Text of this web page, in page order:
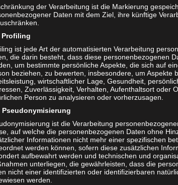
für Fahrkultur präsentieren
aus vielen Teilen der Welt Ihre
Edle Raritäten soweit das
Aus allen Epochen der
Wir sind spontan
CLASSICS Stuttgart ist
Cityoutlet
lassen
In unter 2
der Verarbeitung ist die Markierung
Daten mit dem Ziel, ihre künftige
ist jede Art der automatisierten Verarbeitung
die darin besteht, dass diese personenbezogenen
um bestimmte persönliche Aspekte, die sich auf
beziehen, zu bewerten, insbesondere, um Aspekte
wirtschaftlicher Lage, Gesundheit,
Zuverlässigkeit, Verhalten, Aufenthaltsort oder
Person zu analysieren oder vorherzusagen.
ist die Verarbeitung
auf welche die personenbezogenen Daten ohne
Informationen nicht mehr einer spezifischen
werden können, sofern diese zusätzlichen
aufbewahrt werden und technischen und
unterliegen, die gewährleisten, dass die
nicht einer identifizierten oder identifizierbaren
werden.